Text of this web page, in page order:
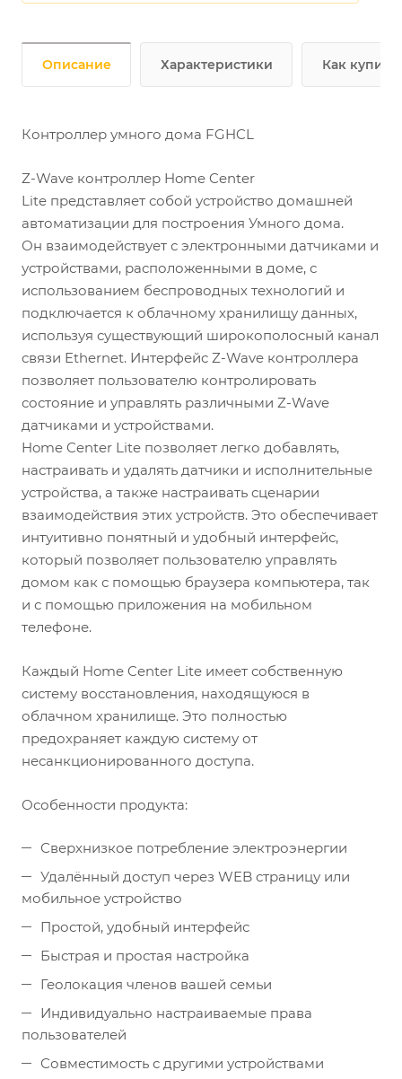
Описание Характеристики Как купить
Контроллер умного дома FGHCL
Z-Wave контроллер Home Center
Lite представляет собой устройство домашней
автоматизации для построения Умного дома.
Он взаимодействует с электронными датчиками и
устройствами, расположенными в доме, с
использованием беспроводных технологий и
подключается к облачному хранилищу данных,
используя существующий широкополосный канал
связи Ethernet. Интерфейс Z-Wave контроллера
позволяет пользователю контролировать
состояние и управлять различными Z-Wave
датчиками и устройствами.
Home Center Lite позволяет легко добавлять,
настраивать и удалять датчики и исполнительные
устройства, а также настраивать сценарии
взаимодействия этих устройств. Это обеспечивает
интуитивно понятный и удобный интерфейс,
который позволяет пользователю управлять
домом как с помощью браузера компьютера, так
и с помощью приложения на мобильном
телефоне.
Каждый Home Center Lite имеет собственную
систему восстановления, находящуюся в
облачном хранилище. Это полностью
предохраняет каждую систему от
несанкционированного доступа.
Особенности продукта:
Сверхнизкое потребление электроэнергии
Удалённый доступ через WEB страницу или
мобильное устройство
Простой, удобный интерфейс
Быстрая и простая настройка
Геолокация членов вашей семьи
Индивидуально настраиваемые права
пользователей
Совместимость с другими устройствами